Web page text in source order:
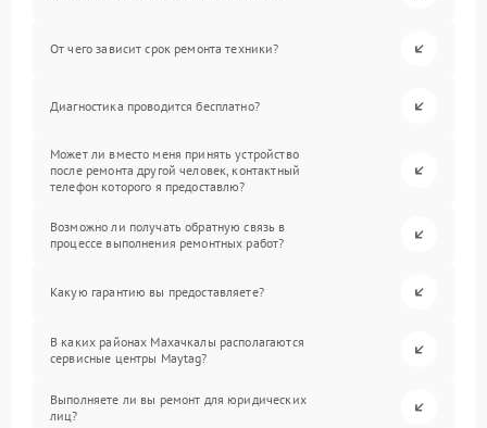
От чего зависит срок ремонта техники?
Диагностика проводится бесплатно?
Может ли вместо меня принять устройство
после ремонта другой человек, контактный
телефон которого я предоставлю?
Возможно ли получать обратную связь в
процессе выполнения ремонтных работ?
Какую гарантию вы предоставляете?
В каких районах Махачкалы располагаются
сервисные центры Maytag?
Выполняете ли вы ремонт для юридических
лиц?